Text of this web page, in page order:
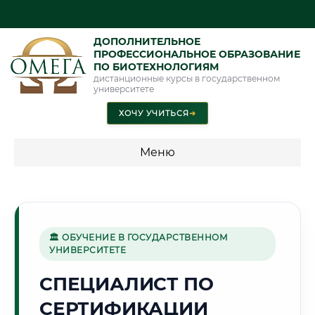
ДОПОЛНИТЕЛЬНОЕ
ПРОФЕССИОНАЛЬНОЕ ОБРАЗОВАНИЕ
ПО БИОТЕХНОЛОГИЯМ
дистанционные курсы в государственном
университете
ХОЧУ УЧИТЬСЯ➜
Меню
⚒️
Г. МАГНИТОГОРСК
🏛 ОБУЧЕНИЕ В ГОСУДАРСТВЕННОМ
УНИВЕРСИТЕТЕ
СПЕЦИАЛИСТ ПО
СЕРТИФИКАЦИИ